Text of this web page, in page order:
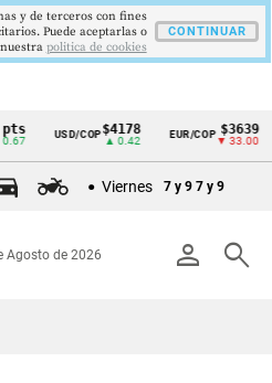
USD/COP$4178
▲ 0.42
EUR/COP $3639
▼ 33.00
Viernes 7 y 9 7 y 9
person search
Agosto de 2026
y de terceros con fines
Puede aceptarlas o
politica de cookies
CONTINUAR